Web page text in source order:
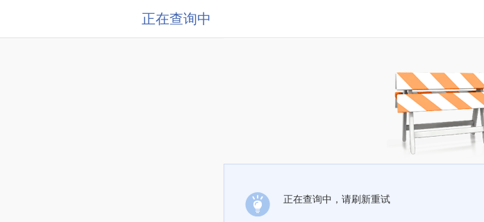
正在查询中
正在查询中，请刷新重试